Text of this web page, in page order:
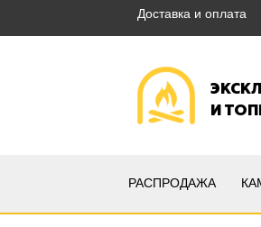
Доставка и оплата
И
РАСПРОДАЖА